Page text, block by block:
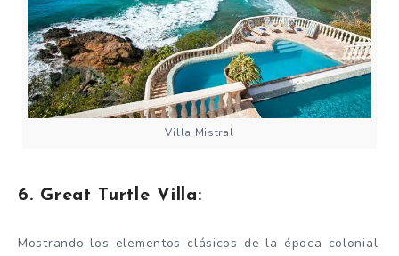
Villa Mistral
6. Great Turtle Villa:
Mostrando los elementos clásicos de la época colonial,